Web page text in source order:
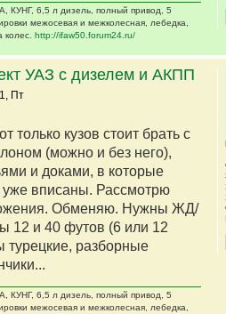
КУНГ, 6,5 л дизель, полный привод, 5
межосевая и межколесная, лебедка,
колес. http://ifaw50.forum24.ru/
УАЗ с дизелем и АКПП
Пт
только кузов стоит брать с
(можно и без него),
и доками, в которые
вписаны. Рассмотрю
Обменяю. Нужны ЖД/
12 и 40 футов (6 или 12
турецкие, разборные
КУНГ, 6,5 л дизель, полный привод, 5
межосевая и межколесная, лебедка,